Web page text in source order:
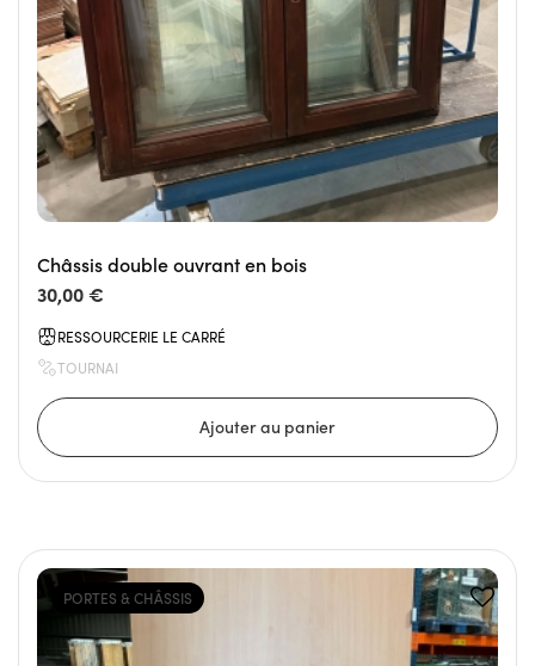
Châssis double ouvrant en bois
30,00 €
RESSOURCERIE LE CARRÉ
TOURNAI
PORTES & CHÂSSIS